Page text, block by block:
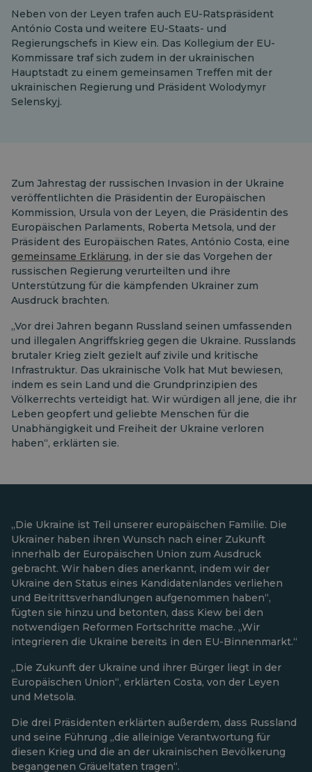
Neben von der Leyen trafen auch EU-Ratspräsident
António Costa und weitere EU-Staats- und
Regierungschefs in Kiew ein. Das Kollegium der EU-
Kommissare traf sich zudem in der ukrainischen
Hauptstadt zu einem gemeinsamen Treffen mit der
ukrainischen Regierung und Präsident Wolodymyr
Selenskyj.
Zum Jahrestag der russischen Invasion in der Ukraine
veröffentlichten die Präsidentin der Europäischen
Kommission, Ursula von der Leyen, die Präsidentin des
Europäischen Parlaments, Roberta Metsola, und der
Präsident des Europäischen Rates, António Costa, eine
gemeinsame Erklärung, in der sie das Vorgehen der
russischen Regierung verurteilten und ihre
Unterstützung für die kämpfenden Ukrainer zum
Ausdruck brachten.
„Vor drei Jahren begann Russland seinen umfassenden
und illegalen Angriffskrieg gegen die Ukraine. Russlands
brutaler Krieg zielt gezielt auf zivile und kritische
Infrastruktur. Das ukrainische Volk hat Mut bewiesen,
indem es sein Land und die Grundprinzipien des
Völkerrechts verteidigt hat. Wir würdigen all jene, die ihr
Leben geopfert und geliebte Menschen für die
Unabhängigkeit und Freiheit der Ukraine verloren
haben“, erklärten sie.
„Die Ukraine ist Teil unserer europäischen Familie. Die
Ukrainer haben ihren Wunsch nach einer Zukunft
innerhalb der Europäischen Union zum Ausdruck
gebracht. Wir haben dies anerkannt, indem wir der
Ukraine den Status eines Kandidatenlandes verliehen
und Beitrittsverhandlungen aufgenommen haben“,
fügten sie hinzu und betonten, dass Kiew bei den
notwendigen Reformen Fortschritte mache. „Wir
integrieren die Ukraine bereits in den EU-Binnenmarkt.“
„Die Zukunft der Ukraine und ihrer Bürger liegt in der
Europäischen Union“, erklärten Costa, von der Leyen
und Metsola.
Die drei Präsidenten erklärten außerdem, dass Russland
und seine Führung „die alleinige Verantwortung für
diesen Krieg und die an der ukrainischen Bevölkerung
begangenen Gräueltaten tragen“.